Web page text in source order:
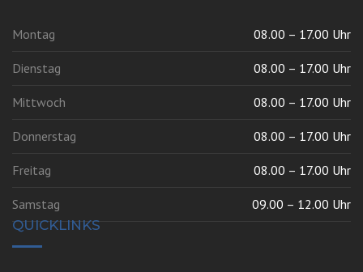
Montag 08.00 – 17.00 Uhr
Dienstag 08.00 – 17.00 Uhr
Mittwoch 08.00 – 17.00 Uhr
Donnerstag 08.00 – 17.00 Uhr
Freitag 08.00 – 17.00 Uhr
Samstag
09.00 – 12.00 Uhr
QUICKLINKS